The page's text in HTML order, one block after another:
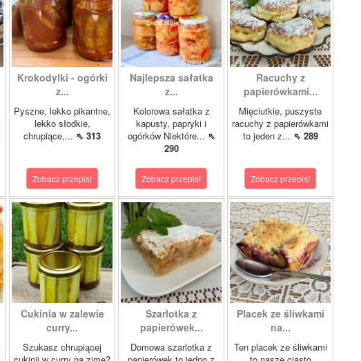
Krokodylki - ogórki
z...
Pyszne, lekko pikantne,
lekko słodkie,
chrupiące,... ⇖ 313
Zobacz przepis!
Najlepsza sałatka
z...
Kolorowa sałatka z
kapusty, papryki i
ogórków Niektóre... ⇖
290
Zobacz przepis!
Racuchy z
papierówkami...
Mięciutkie, puszyste
racuchy z papierówkami
to jeden z... ⇖ 289
Zobacz przepis!
Cukinia w zalewie
curry...
Szukasz chrupiącej
Szarlotka z
papierówek...
Domowa szarlotka z
Placek ze śliwkami
na...
Ten placek ze śliwkami